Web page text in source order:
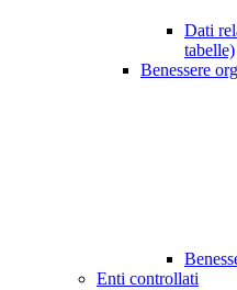
Dati
tabelle)
Benessere
Enti controllati